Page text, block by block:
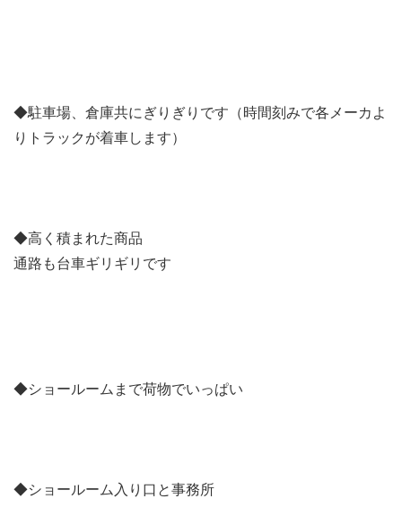
◆駐車場、倉庫共にぎりぎりです（時間刻みで各メーカよ
りトラックが着車します）
◆高く積まれた商品
通路も台車ギリギリです
◆ショールームまで荷物でいっぱい
◆ショールーム入り口と事務所